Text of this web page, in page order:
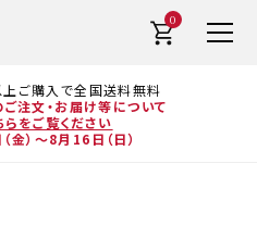
ご購入で全国送料無料
注文・お届け等について
らをご覧ください
）～8月16日（日）
0